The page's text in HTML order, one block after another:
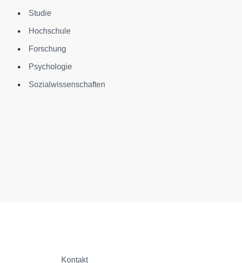
Studie
Hochschule
Forschung
Psychologie
Sozialwissenschaften
Kontakt